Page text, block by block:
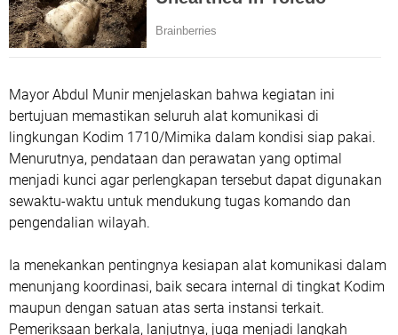
Mayor Abdul Munir menjelaskan bahwa kegiatan ini
bertujuan memastikan seluruh alat komunikasi di
lingkungan Kodim 1710/Mimika dalam kondisi siap pakai.
Menurutnya, pendataan dan perawatan yang optimal
menjadi kunci agar perlengkapan tersebut dapat digunakan
sewaktu-waktu untuk mendukung tugas komando dan
pengendalian wilayah.
Ia menekankan pentingnya kesiapan alat komunikasi dalam
menunjang koordinasi, baik secara internal di tingkat Kodim
maupun dengan satuan atas serta instansi terkait.
Pemeriksaan berkala, lanjutnya, juga menjadi langkah